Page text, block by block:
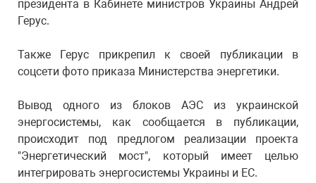
президента в Кабинете министров Украины Андрей
Герус.
Также Герус прикрепил к своей публикации в
соцсети фото приказа Министерства энергетики.
Вывод одного из блоков АЭС из украинской
энергосистемы, как сообщается в публикации,
происходит под предлогом реализации проекта
"Энергетический мост", который имеет целью
интегрировать энергосистемы Украины и ЕС.